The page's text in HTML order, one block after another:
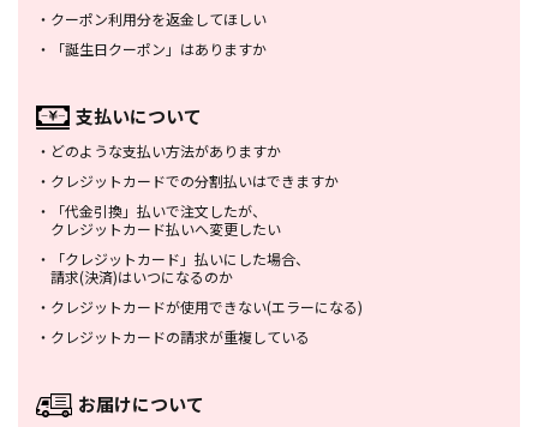
・ クーポン利用分を返金してほしい
・
「誕生日クーポン」はありますか
支払いについて
・ どのような支払い方法がありますか
・ クレジットカードでの分割払いはできますか
・
「代金引換」払いで注文したが、
クレジットカード払いへ変更したい
・
「クレジットカード」払いにした場合、
請求(決済)はいつになるのか
・ クレジットカードが使用できない(エラーになる)
・ クレジットカードの請求が重複している
お届けについて